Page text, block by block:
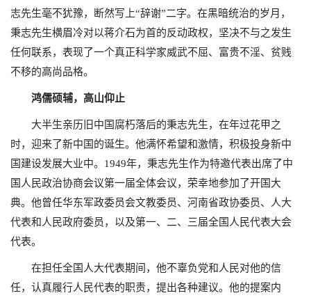
志先生毫不犹豫，断然写上“辞谢”二字。在黑暗统治的岁月，
秉志先生横眉冷对以蒋介石为首的反动政权，坚决不与之发生
任何联系，表现了一个真正科学家威武不屈、富贵不淫、贫贱
不移的高尚品格。
鸿儒硕辅，高山仰止
大半生亲历旧中国腐朽落后的秉志先生，在年过花甲之
时，迎来了新中国的诞生。他满怀希望和激情，积极投身新中
国建设发展大业中。 1949年，秉志先生作为特邀代表出席了中
国人民政治协商会议第一届全体会议，荣幸地参加了开国大
典。他曾任华东军政委员会文教委员、河南省政协委员、人大
代表和人民政府委员，以及第一、二、三届全国人民代表大会
代表。
在担任全国人大代表期间，他不辜负党和人民对他的信
任，认真履行人民代表的职责，提出各种建议。他的提案内